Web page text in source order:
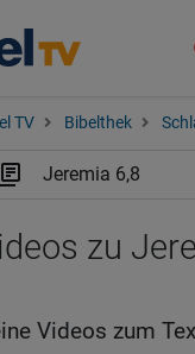
TV Bibelthek
zu
Videos zum